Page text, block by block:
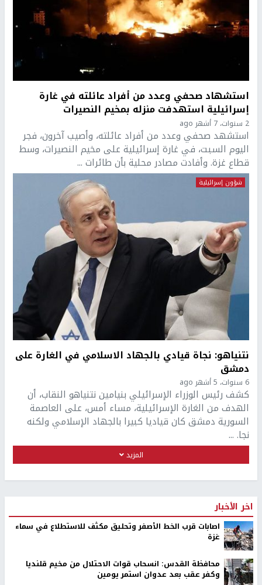
استشهاد صحفي وعدد من أفراد عائلته في غارة
إسرائيلية استهدفت منزله بمخيم النصيرات
2 سنوات، 7 أشهر ago
استشهد صحفي وعدد من أفراد عائلته، وأصيب آخرون، فجر
اليوم السبت، في غارة إسرائيلية على مخيم النصيرات، وسط
قطاع غزة. وأفادت مصادر محلية بأن طائرات ...
شؤون إسرائيلية
نتنياهو: نجاة قيادي بالجهاد الاسلامي في الغارة على
دمشق
6 سنوات، 5 أشهر ago
كشف رئيس الوزراء الإسرائيلي بنيامين نتنياهو النقاب، أن
الهدف من الغارة الإسرائيلية، مساء أمس، على العاصمة
السورية دمشق كان قياديا كبيرا بالجهاد الإسلامي ولكنه
نجا. ...
المزيد
اخر الأخبار
اصابات قرب الخط الأصفر وتحليق مكثف للاستطلاع في سماء
غزة
محافظة القدس: انسحاب قوات الاحتلال من مخيم قلنديا
وكفر عقب بعد عدوان استمر يومين